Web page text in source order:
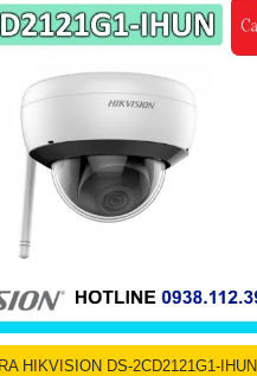
HIKVISION DS-2CD2121G1-IHUN